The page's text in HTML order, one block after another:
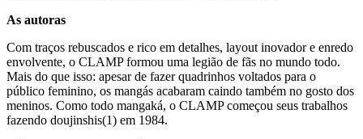
As autoras
Com traços rebuscados e rico em detalhes, layout inovador e enredo
envolvente, o CLAMP formou uma legião de fãs no mundo todo.
Mais do que isso: apesar de fazer quadrinhos voltados para o
público feminino, os mangás acabaram caindo também no gosto dos
meninos. Como todo mangaká, o CLAMP começou seus trabalhos
fazendo doujinshis(1) em 1984.